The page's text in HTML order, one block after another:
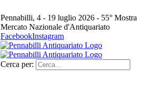
Pennabilli, 4 - 19 luglio 2026 - 55° Mostra
Mercato Nazionale d'Antiquariato
FacebookInstagram
Cerca per: